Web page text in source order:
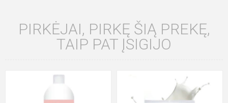
PIRKĖJAI, PIRKĘ ŠIĄ PREKĘ,
TAIP PAT ĮSIGIJO